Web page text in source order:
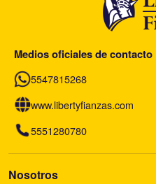
Medios oficiales de contacto
5547815268
www.libertyfianzas.com
5551280780
Nosotros